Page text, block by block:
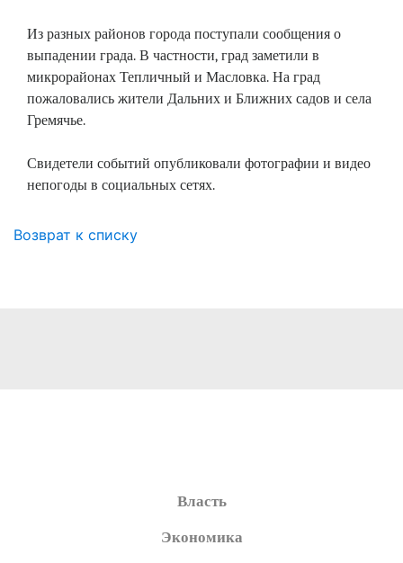
Из разных районов города поступали сообщения о
выпадении града. В частности, град заметили в
микрорайонах Тепличный и Масловка. На град
пожаловались жители Дальних и Ближних садов и села
Гремячье.
Свидетели событий опубликовали фотографии и видео
непогоды в социальных сетях.
Возврат к списку
Власть
Экономика